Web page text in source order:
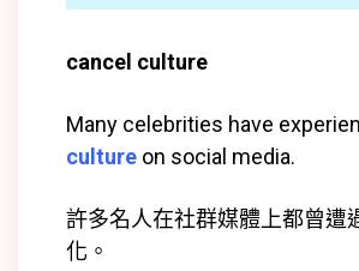
cancel culture
Many celebrities have
culture on social media.
許多名人在社群媒體上都曾遭
化。